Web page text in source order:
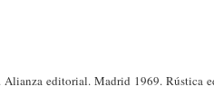
Alianza editorial. Madrid 1969. Rústica